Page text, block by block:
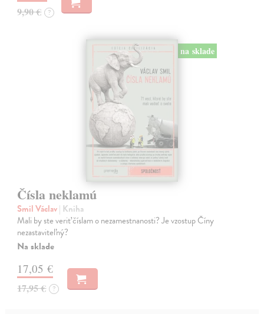
9,90 € ?
na sklade
Čísla neklamú
Smil Václav| Kniha
Mali by ste veriť číslam o nezamestnanosti? Je vzostup Číny
nezastaviteľný?
Na sklade
17,05 €
17,95 € ?